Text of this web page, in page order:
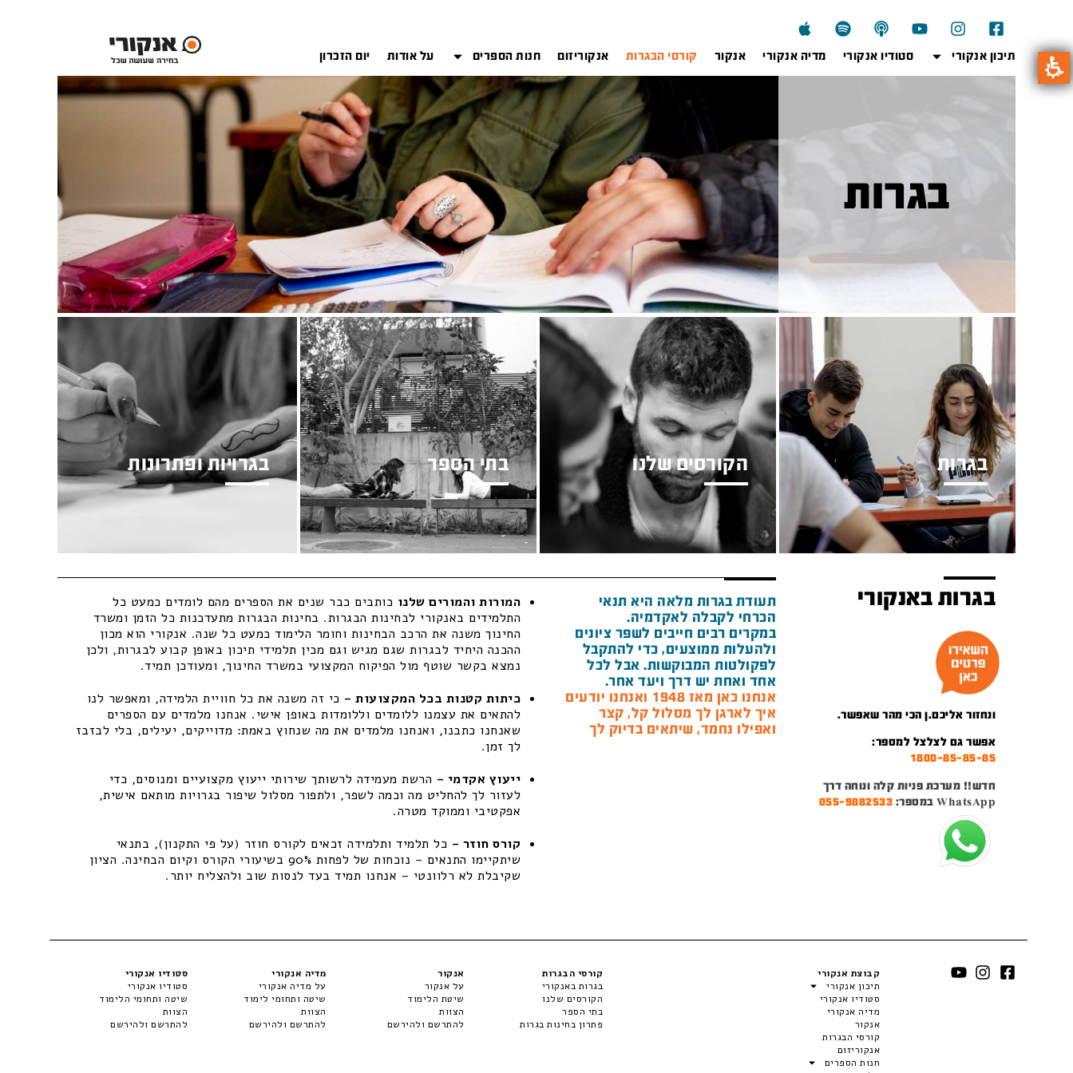
תיכון אנקורי סטודיו אנקורי מדיה אנקורי אנקור קורסי הבגרות אנקוריזום חנות הספרים על אודות יום הזכרון
בגרות
בגרות הקורסים שלנו בתי הספר בגרויות ופתרונות
בגרות באנקורי
ונחזור אליכם.ן הכי מהר שאפשר.
אפשר גם לצלצל למספר:
1800-85-85-85
חדש!! מערכת פניות קלה ונוחה דרך
WhatsApp במספר:
055-9882533
תעודת בגרות מלאה היא תנאי
הכרחי לקבלה לאקדמיה.
במקרים רבים חייבים לשפר ציונים
ולהעלות ממוצעים, כדי להתקבל
לפקולטות המבוקשות. אבל לכל
אחד ואחת יש דרך ויעד אחר.
אנחנו כאן מאז 1948 ואנחנו יודעים
איך לארגן לך מסלול קל, קצר
ואפילו נחמד, שיתאים בדיוק לך
המורות והמורים שלנו כותבים כבר שנים את הספרים מהם לומדים כמעט כל
התלמידים באנקורי לבחינות הבגרות. בחינות הבגרות מתעדכנות כל הזמן ומשרד
החינוך משנה את הרכב הבחינות וחומר הלימוד כמעט כל שנה. אנקורי הוא מכון
ההכנה היחיד לבגרות שגם מגיש וגם מכין תלמידי תיכון באופן קבוע לבגרות, ולכן
נמצא בקשר שוטף מול הפיקוח המקצועי במשרד החינוך, ומעודכן תמיד.
כיתות קטנות בכל המקצועות – כי זה משנה את כל חוויית הלמידה, ומאפשר לנו
להתאים את עצמנו ללומדים וללומדות באופן אישי. אנחנו מלמדים עם הספרים
שאנחנו כתבנו, ואנחנו מלמדים את מה שנחוץ באמת: מדוייקים, יעילים, בלי לבזבז
לך זמן.
ייעוץ אקדמי – הרשת מעמידה לרשותך שירותי ייעוץ מקצועיים ומנוסים, כדי
לעזור לך להחליט מה וכמה לשפר, ולתפור מסלול שיפור בגרויות מותאם אישית,
אפקטיבי וממוקד מטרה.
קורס חוזר – כל תלמיד ותלמידה זכאים לקורס חוזר (על פי התקנון), בתנאי
שיתקיימו התנאים – נוכחות של לפחות 90% בשיעורי הקורס וקיום הבחינה. הציון
שקיבלת לא רלוונטי – אנחנו תמיד בעד לנסות שוב ולהצליח יותר.
קבוצת אנקורי
תיכון אנקורי
סטודיו אנקורי
מדיה אנקורי
אנקור
קורסי הבגרות
אנקוריזום
חנות הספרים
קורסי הבגרות
בגרות באנקורי
הקורסים שלנו
בתי הספר
פתרון בחינות בגרות
אנקור
על אנקור
שיטת הלימוד
הצוות
להתרשם ולהירשם
מדיה אנקורי
על מדיה אנקורי
שיטה ותחומי לימוד
הצוות
להתרשם ולהירשם
סטודיו אנקורי
סטודיו אנקורי
שיטה ותחומי הלימוד
הצוות
להתרשם ולהירשם